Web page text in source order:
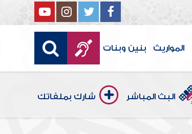
المواريث بنين وبنات
البث المباشر شارك بملفاتك